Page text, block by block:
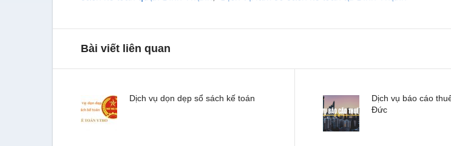
Bài viết liên quan
Dịch vụ dọn dẹp sổ sách kế toán
Dịch vụ báo cáo
Đức